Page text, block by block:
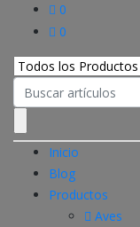
0
0
Search
for:
Inicio
Blog
Productos
Aves